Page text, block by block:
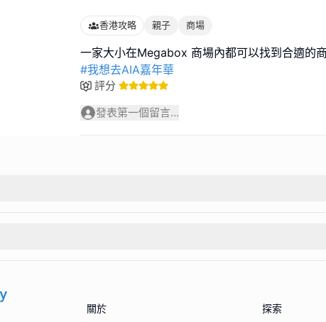
香港攻略 親子 商場
#我想去AIA嘉年華
評分
發表第一個留言...
關於 探索